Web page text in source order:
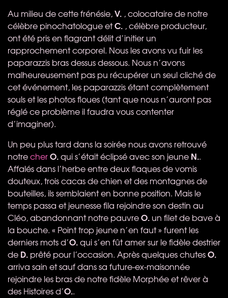
Au milieu de cette frénésie,V. , colocataire de notre
célèbre pinochatologue etC. , célèbre producteur,
ont été pris en flagrant délit d’initier un
rapprochement corporel. Nous les avons vu fuir les
paparazzis bras dessus dessous. Nous n’avons
malheureusement pas pu récupérer un seul cliché de
cet événement, les paparazzis étant complètement
souls et les photos floues (tant que nous n’auront pas
réglé ce problème il faudra vous contenter
d’imaginer).
Un peu plus tard dans la soirée nous avons retrouvé
notrecherO.qui s’était éclipsé avec son jeune N..
Affalés dans l’herbe entre deux flaques de vomis
douteux, trois cacas de chien et des montagnes de
bouteilles, ils semblaient en bonne position. Mais le
temps passa et jeunesse fila rejoindre son destin au
Cléo, abandonnant notre pauvreO. un filet de bave à
la bouche. « Point trop jeune n’en faut » furent les
derniers mots d’O.qui s’en fût amer sur le fidèle destrier
de D. prêté pour l’occasion. Après quelques chutesO.
arriva sain et sauf dans sa future-ex-maisonnée
rejoindre les bras de notre fidèle Morphée et rêver à
des Histoires d’O..